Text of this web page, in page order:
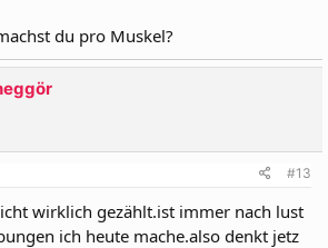
du pro Muskel?
#13
wirklich gezählt.ist immer nach lust
ich heute mache.also denkt jetz